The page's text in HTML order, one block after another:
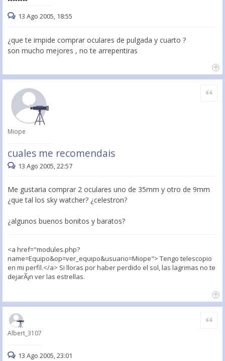
13 Ago 2005, 18:55
¿que te impide comprar oculares de pulgada y cuarto ?
son mucho mejores , no te arrepentiras
Miope
cuales me recomendais
Citar
13 Ago 2005, 22:57
Me gustaria comprar 2 oculares uno de 35mm y otro de 9mm
¿que tal los sky watcher? ¿celestron?
¿algunos buenos bonitos y baratos?
<a href="modules.php?
name=Equipo&op=ver_equipo&usuario=Miope"> Tengo telescopio
en mi perfil.</a> Si lloras por haber perdido el sol, las lagrimas no te
dejarÃ¡n ver las estrellas.
Albert_3107
Citar
13 Ago 2005, 23:01